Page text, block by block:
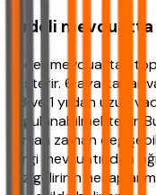
Vadeli
Vadeli mevduatta
gösterir. 6 aya kadar
%3 ve 1 yıldan uzun
uygulanabilmektedir.
zaman zaman
vergi mevzuatından
faiz gelirinin